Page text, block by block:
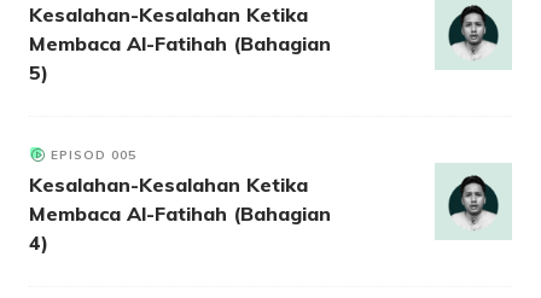
Kesalahan-Kesalahan Ketika
Membaca Al-Fatihah (Bahagian
5)
EPISOD 005
Kesalahan-Kesalahan Ketika
Membaca Al-Fatihah (Bahagian
4)